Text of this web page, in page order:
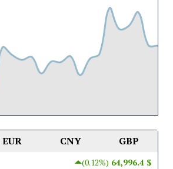
EUR CNY GBP
$ 64,996.4
(0.12%)